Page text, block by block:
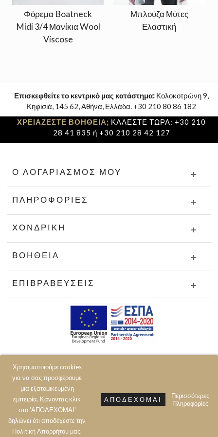
Χρησιμοποιούμε cookies
για να σας προσφέρουμε
μια εξατομικευμένη
εμπειρία. Κάνοντας κλικ
στο 'ΑΠΟΔΕΧΟΜΑΙ'
δηλώνει ότι αποδέχεστε την
Πολιτική Aπορρήτου μας.
ΑΠΟΔΈΧΟΜΑΙ
Περισσότερες
Πληροφορίες
Φόρεμα Boatneck
Midi 3/4 Μανίκια Wool
Viscose
Μπλούζα Μύτες
Ελαστική
Επισκεφθείτε το κεντρικό μας κατάστημα: Κολοκοτρώνη 9,
Κηφισιά, 145 62, Αθήνα, Ελλάδα. +30 210 80 86 182
ΧΡΕΙΑΖΕΣΤΕ ΒΟΗΘΕΙΑ; ΚΑΛΕΣΤΕ ΤΩΡΑ: +30 210
28 41 835 ή +30 210 28 42 127
Ο ΛΟΓΑΡΙΑΣΜΌΣ ΜΟΥ
ΠΛΗΡΟΦΟΡΊΕΣ
ΧΟΝΔΡΙΚΉ
ΒΟΉΘΕΙΑ
ΕΠΙΒΡΑΒΕΎΣΕΙΣ
© 2020 JOIN CLOTHES SA. ALL RIGHTS RESERVED